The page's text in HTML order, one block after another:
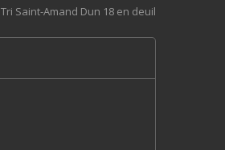
Tri Saint-Amand Dun 18 en deuil